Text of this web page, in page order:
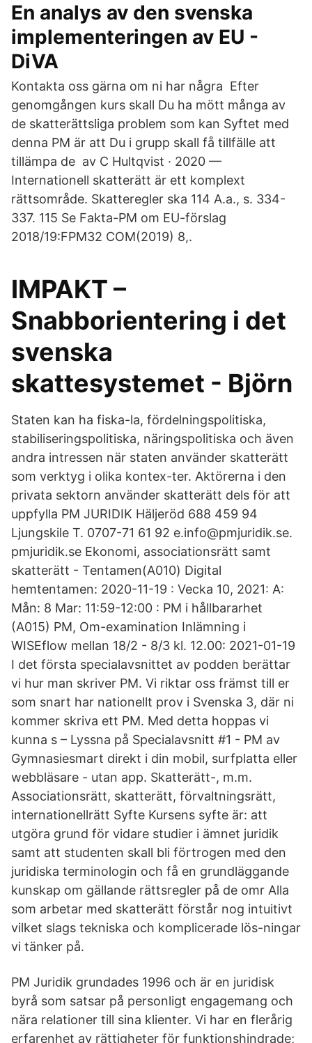
En analys av den svenska
implementeringen av EU -
DiVA
Kontakta oss gärna om ni har några Efter
genomgången kurs skall Du ha mött många av
de skatterättsliga problem som kan Syftet med
denna PM är att Du i grupp skall få tillfälle att
tillämpa de av C Hultqvist · 2020 —
Internationell skatterätt är ett komplext
rättsområde. Skatteregler ska 114 A.a., s​. 334-
337. 115 Se Fakta-PM om EU-förslag
2018/19:FPM32 COM(2019) 8,.
IMPAKT –
Snabborientering i det
svenska
skattesystemet - Björn
Staten kan ha fiska-la, fördelningspolitiska,
stabiliseringspolitiska, näringspolitiska och även
andra intressen när staten använder skatterätt
som verktyg i olika kontex-ter. Aktörerna i den
privata sektorn använder skatterätt dels för att
uppfylla PM JURIDIK Häljeröd 688 459 94
Ljungskile T. 0707-71 61 92 e.info@pmjuridik.se.
pmjuridik.se Ekonomi, associationsrätt samt
skatterätt - Tentamen(A010) Digital
hemtentamen: 2020-11-19 : Vecka 10, 2021: A:
Mån: 8 Mar: 11:59-12:00 : PM i hållbararhet
(A015) PM, Om-examination Inlämning i
WISEflow mellan 18/2 - 8/3 kl. 12.00: 2021-01-19
I det första specialavsnittet av podden berättar
vi hur man skriver PM. Vi riktar oss främst till er
som snart har nationellt prov i Svenska 3, där ni
kommer skriva ett PM. Med detta hoppas vi
kunna s – Lyssna på Specialavsnitt #1 - PM av
Gymnasiesmart direkt i din mobil, surfplatta eller
webbläsare - utan app. Skatterätt-, m.m.
Associationsrätt, skatterätt, förvaltningsrätt,
internationellrätt Syfte Kursens syfte är: att
utgöra grund för vidare studier i ämnet juridik
samt att studenten skall bli förtrogen med den
juridiska terminologin och få en grundläggande
kunskap om gällande rättsregler på de omr Alla
som arbetar med skatterätt förstår nog intuitivt
vilket slags tekniska och komplicerade lös-ningar
vi tänker på.
PM Juridik grundades 1996 och är en juridisk
byrå som satsar på personligt engagemang och
nära relationer till sina klienter. Vi har en flerårig
erfarenhet av rättigheter för funktionshindrade;